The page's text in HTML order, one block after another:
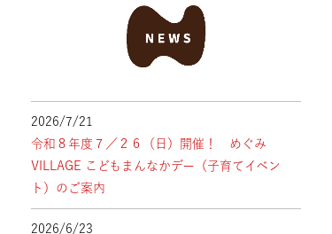
2026/7/21
令和８年度７／２６（日）開催！ めぐみ
VILLAGE こどもまんなかデー（子育てイベン
ト）のご案内
2026/6/23